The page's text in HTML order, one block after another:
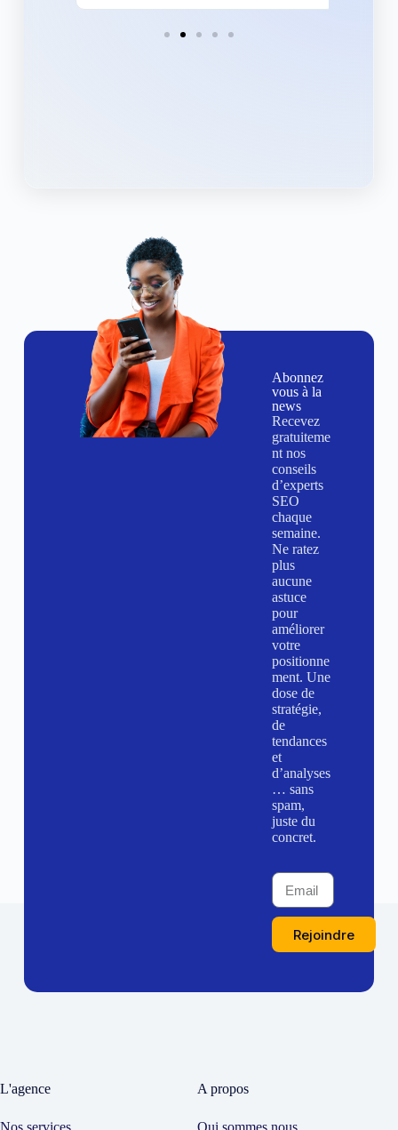
Abonnez
vous à la
news
Recevez
gratuiteme
nt nos
conseils
d’experts
SEO
chaque
semaine.
Ne ratez
plus
aucune
astuce
pour
améliorer
votre
positionne
ment. Une
dose de
stratégie,
de
tendances
et
d’analyses
… sans
spam,
juste du
concret.
Rejoindre
L'agence A propos